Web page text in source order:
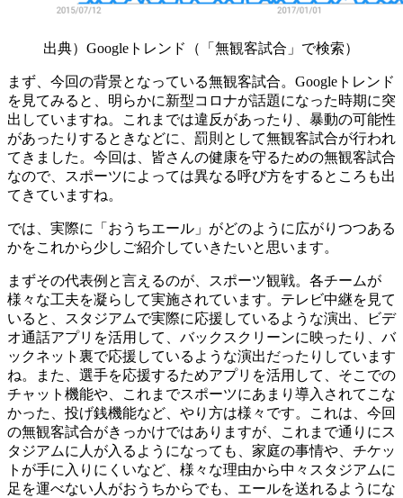
出典）Googleトレンド（「無観客試合」で検索）
まず、今回の背景となっている無観客試合。Googleトレンド
を見てみると、明らかに新型コロナが話題になった時期に突
出していますね。これまでは違反があったり、暴動の可能性
があったりするときなどに、罰則として無観客試合が行われ
てきました。今回は、皆さんの健康を守るための無観客試合
なので、スポーツによっては異なる呼び方をするところも出
てきていますね。
では、実際に「おうちエール」がどのように広がりつつある
かをこれから少しご紹介していきたいと思います。
まずその代表例と言えるのが、スポーツ観戦。各チームが
様々な工夫を凝らして実施されています。テレビ中継を見て
いると、スタジアムで実際に応援しているような演出、ビデ
オ通話アプリを活用して、バックスクリーンに映ったり、バ
ックネット裏で応援しているような演出だったりしています
ね。また、選手を応援するためアプリを活用して、そこでの
チャット機能や、これまでスポーツにあまり導入されてこな
かった、投げ銭機能など、やり方は様々です。これは、今回
の無観客試合がきっかけではありますが、これまで通りにス
タジアムに人が入るようになっても、家庭の事情や、チケッ
トが手に入りにくいなど、様々な理由から中々スタジアムに
足を運べない人がおうちからでも、エールを送れるようにな